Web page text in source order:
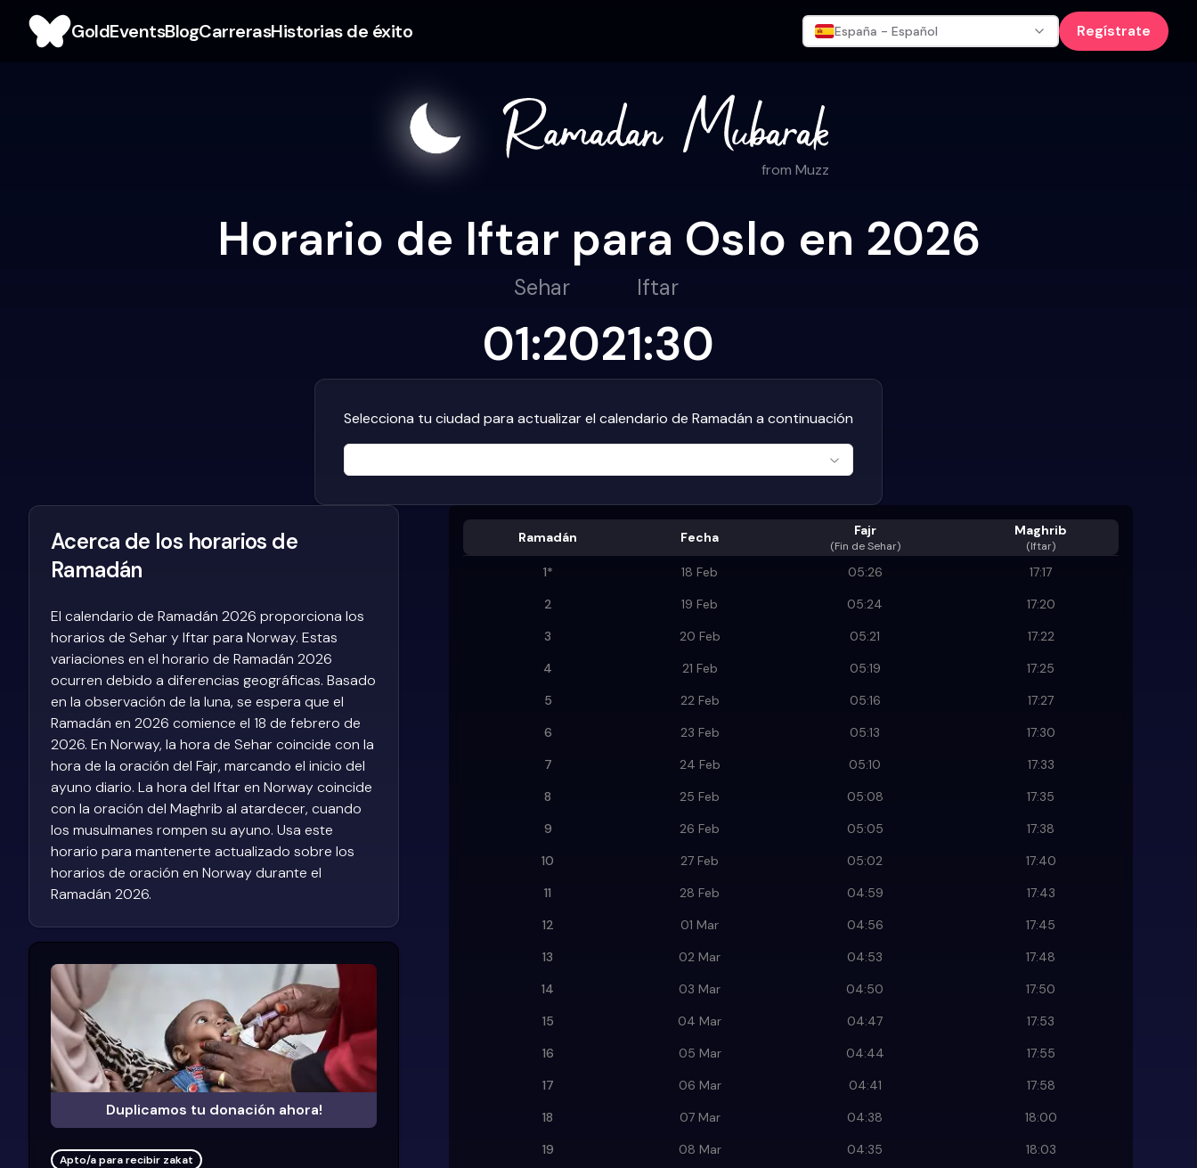
GoldEventsBlogCarrerasHistorias de éxito España - Español Regístrate
from Muzz
Horario de Iftar para Oslo en 2026
Sehar
01:20
Iftar
21:30
Selecciona tu ciudad para actualizar el calendario de Ramadán a continuación
Ramadán Fecha Fajr
(Fin de Sehar)
Maghrib
(Iftar)
1* 18 Feb 05:26
17:17
2
19 Feb 05:24
17:20
3
20 Feb 05:21
17:22
4
21 Feb 05:19
17:25
5
22 Feb 05:16
17:27
6
23 Feb 05:13
17:30
7
24 Feb 05:10
17:33
8
25 Feb 05:08
17:35
9
26 Feb 05:05
17:38
10
27 Feb 05:02
17:40
11
28 Feb 04:59
17:43
12
01 Mar 04:56
17:45
13
02 Mar 04:53
17:48
14
03 Mar 04:50
17:50
15
04 Mar 04:47
17:53
16
05 Mar 04:44
17:55
17
06 Mar 04:41
17:58
18
07 Mar 04:38
18:00
19
08 Mar 04:35
18:03
Acerca de los horarios de
Ramadán
El calendario de Ramadán 2026 proporciona los
horarios de Sehar y Iftar para Norway. Estas
variaciones en el horario de Ramadán 2026
ocurren debido a diferencias geográficas. Basado
en la observación de la luna, se espera que el
Ramadán en 2026 comience el 18 de febrero de
2026. En Norway, la hora de Sehar coincide con la
hora de la oración del Fajr, marcando el inicio del
ayuno diario. La hora del Iftar en Norway coincide
con la oración del Maghrib al atardecer, cuando
los musulmanes rompen su ayuno. Usa este
horario para mantenerte actualizado sobre los
horarios de oración en Norway durante el
Ramadán 2026.
Duplicamos tu donación ahora!
Apto/a para recibir zakat